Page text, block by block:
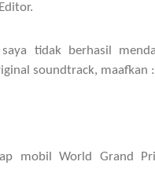
tidak berhasil
soundtrack, maafkan
mobil World Grand